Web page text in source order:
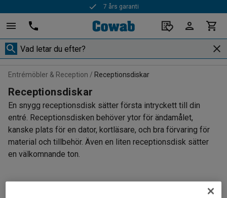
7 års garanti
Entrémöbler & Reception Receptionsdiskar
Receptionsdiskar
En snygg receptionsdisk sätter första intryckett till din
entré. Receptionsdisken behöver ytor för ändamålet,
kanske plats för en dator, kortläsare, och bra förvaring för
material och tillbehör. Även en liten receptionsdisk sätter
en välkomnande ton.